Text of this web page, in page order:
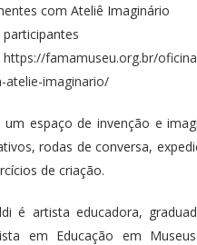
com Ateliê Imaginário
participantes
https://famamuseu.org.br/
atelie-imaginario/
espaço de invenção e
rodas de conversa,
de criação.
é artista educadora,
em Educação em